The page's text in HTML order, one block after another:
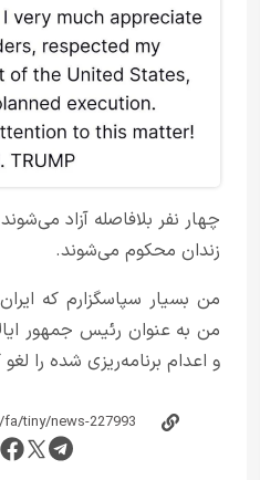
چهار نفر بلافاصله آزاد
زندان محکوم می‌شوند.
من بسیار سپاسگزارم که
من به عنوان رئیس جمهور
و اعدام برنامه‌ریزی شده را لغو